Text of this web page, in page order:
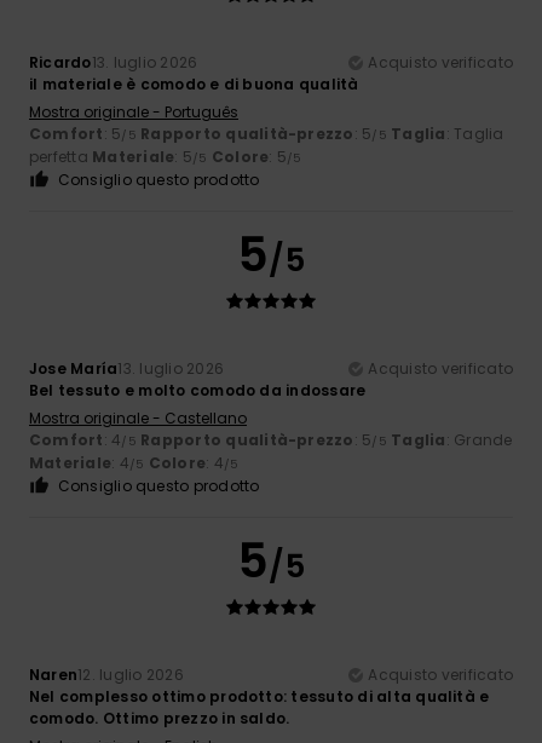
Ricardo13. luglio 2026
Acquisto verificato
il materiale è comodo e di buona qualità
Mostra originale - Português
Comfort: 5/5 Rapporto qualità-prezzo: 5/5 Taglia: Taglia
perfetta Materiale: 5/5 Colore: 5/5
Consiglio questo prodotto
5/5
Jose María13. luglio 2026
Acquisto verificato
Bel tessuto e molto comodo da indossare
Mostra originale - Castellano
Comfort: 4/5 Rapporto qualità-prezzo: 5/5 Taglia: Grande
Materiale: 4/5 Colore: 4/5
Consiglio questo prodotto
5/5
Naren12. luglio 2026
Acquisto verificato
Nel complesso ottimo prodotto: tessuto di alta qualità e
comodo. Ottimo prezzo in saldo.